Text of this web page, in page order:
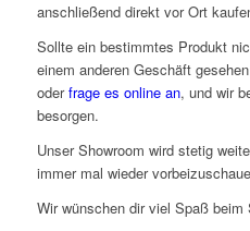
anschließend direkt vor Ort
Sollte ein bestimmtes Produkt
einem anderen Geschäft
oderfrage es online an, und wir
besorgen.
Unser Showroom wird stetig
immer mal wieder
Wir wünschen dir viel Spaß beim